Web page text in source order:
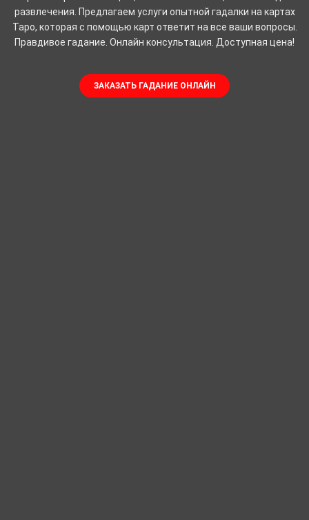
развлечения. Предлагаем услуги опытной гадалки на картах
Таро, которая с помощью карт ответит на все ваши вопросы.
Правдивое гадание. Онлайн консультация. Доступная цена!
ЗАКАЗАТЬ ГАДАНИЕ ОНЛАЙН